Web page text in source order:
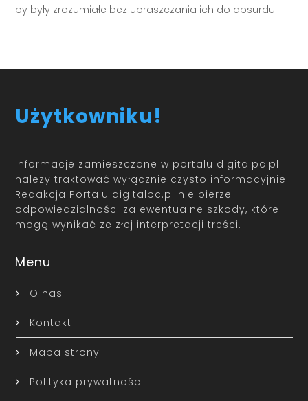
by były zrozumiałe bez upraszczania ich do absurdu.
Użytkowniku!
Informacje zamieszczone w portalu digitalpc.pl
należy traktować wyłącznie czysto informacyjnie.
Redakcja Portalu digitalpc.pl nie bierze
odpowiedzialności za ewentualne szkody, które
mogą wynikać ze złej interpretacji treści.
Menu
O nas
Kontakt
Mapa strony
Polityka prywatności